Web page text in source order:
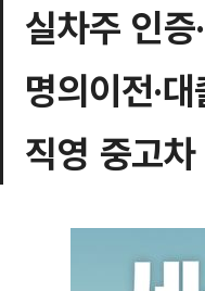
실차주 인
명의이전·
직영 중고